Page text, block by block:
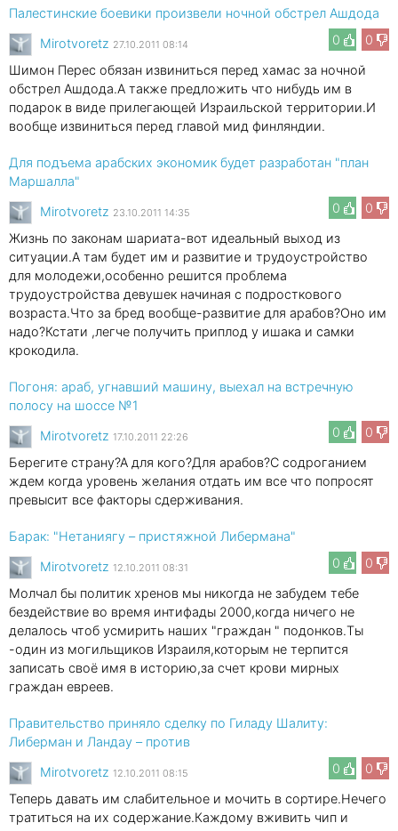
Палестинские боевики произвели ночной обстрел Ашдода
0
0
Mirotvoretz 27.10.2011 08:14
Шимон Перес обязан извиниться перед хамас за ночной
обстрел Ашдода.А также предложить что нибудь им в
подарок в виде прилегающей Израильской территории.И
вообще извиниться перед главой мид финляндии.
Для подъема арабских экономик будет разработан "план
Маршалла"
0
0
Mirotvoretz 23.10.2011 14:35
Жизнь по законам шариата-вот идеальный выход из
ситуации.А там будет им и развитие и трудоустройство
для молодежи,особенно решится проблема
трудоустройства девушек начиная с подросткового
возраста.Что за бред вообще-развитие для арабов?Оно им
надо?Кстати ,легче получить приплод у ишака и самки
крокодила.
Погоня: араб, угнавший машину, выехал на встречную
полосу на шоссе №1
0
0
Mirotvoretz 17.10.2011 22:26
Берегите страну?А для кого?Для арабов?С содроганием
ждем когда уровень желания отдать им все что попросят
превысит все факторы сдерживания.
Барак: "Нетаниягу – пристяжной Либермана"
0
0
Mirotvoretz 12.10.2011 08:31
Молчал бы политик хренов мы никогда не забудем тебе
бездействие во время интифады 2000,когда ничего не
делалось чтоб усмирить наших "граждан " подонков.Ты
-один из могильщиков Израиля,которым не терпится
записать своё имя в историю,за счет крови мирных
граждан евреев.
Правительство приняло сделку по Гиладу Шалиту:
Либерман и Ландау – против
0
0
Mirotvoretz 12.10.2011 08:15
Теперь давать им слабительное и мочить в сортире.Нечего
тратиться на их содержание.Каждому вживить чип и